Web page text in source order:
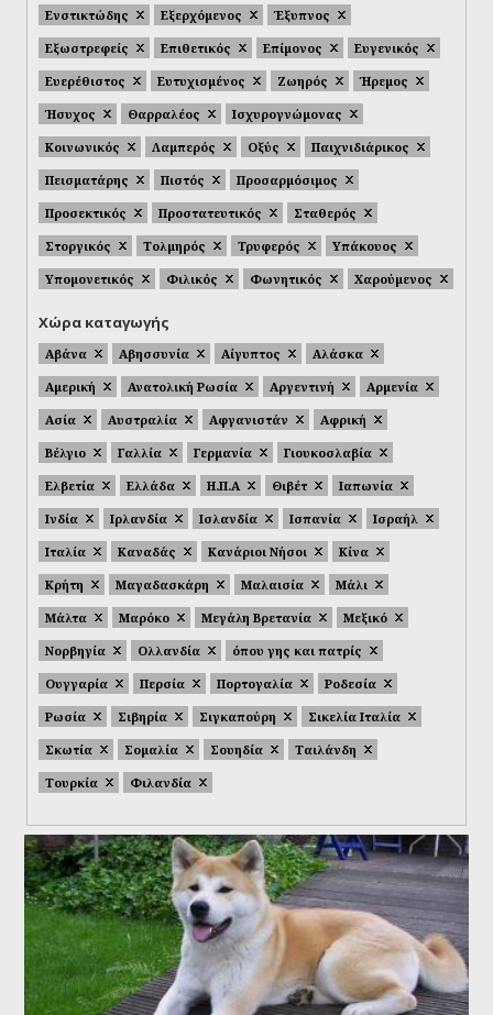
Ενστικτώδης
Εξερχόμενος
Έξυπνος
Εξωστρεφείς
Επιθετικός Επίμονος
Ευγενικός
Ευερέθιστος
Ευτυχισμένος Ζωηρός
Ήρεμος
Ήσυχος
Θαρραλέος
Ισχυρογνώμονας
Κοινωνικός
Λαμπερός Οξύς
Παιχνιδιάρικος
Πεισματάρης
Πιστός
Προσαρμόσιμος
Προσεκτικός
Προστατευτικός
Σταθερός
Στοργικός
Τολμηρός Τρυφερός
Υπάκουος
Υπομονετικός
Φιλικός Φωνητικός Χαρούμενος
Χώρα καταγωγής
Αβάνα Αβησσυνία Αίγυπτος
Αλάσκα
Αμερική
Ανατολική Ρωσία Αργεντινή
Αρμενία
Ασία
Αυστραλία Αφγανιστάν
Αφρική
Βέλγιο
Γαλλία Γερμανία
Γιουκοσλαβία
Ελβετία
Ελλάδα Η.Π.Α Θιβέτ
Ιαπωνία
Ινδία
Ιρλανδία Ισλανδία Ισπανία
Ισραήλ
Ιταλία
Καναδάς Κανάριοι Νήσοι
Κίνα
Κρήτη
Μαγαδασκάρη Μαλαισία
Μάλι
Μάλτα
Μαρόκο Μεγάλη Βρετανία
Μεξικό
Νορβηγία
Ολλανδία
όπου γης και πατρίς
Ουγγαρία
Περσία Πορτογαλία
Ροδεσία
Ρωσία
Σιβηρία Σιγκαπούρη
Σικελία Ιταλία
Σκωτία
Σομαλία Σουηδία
Ταιλάνδη
Τουρκία
Φιλανδία